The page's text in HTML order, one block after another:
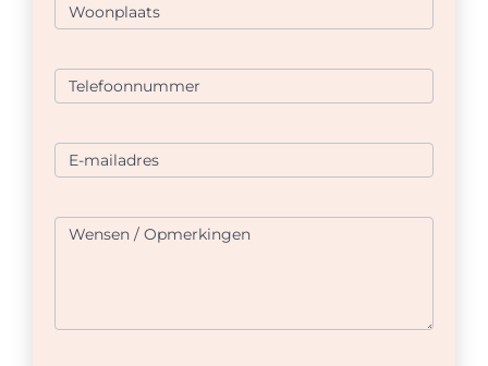
Woonplaats
Telefoonnummer
E-mailadres
Wensen / Opmerkingen